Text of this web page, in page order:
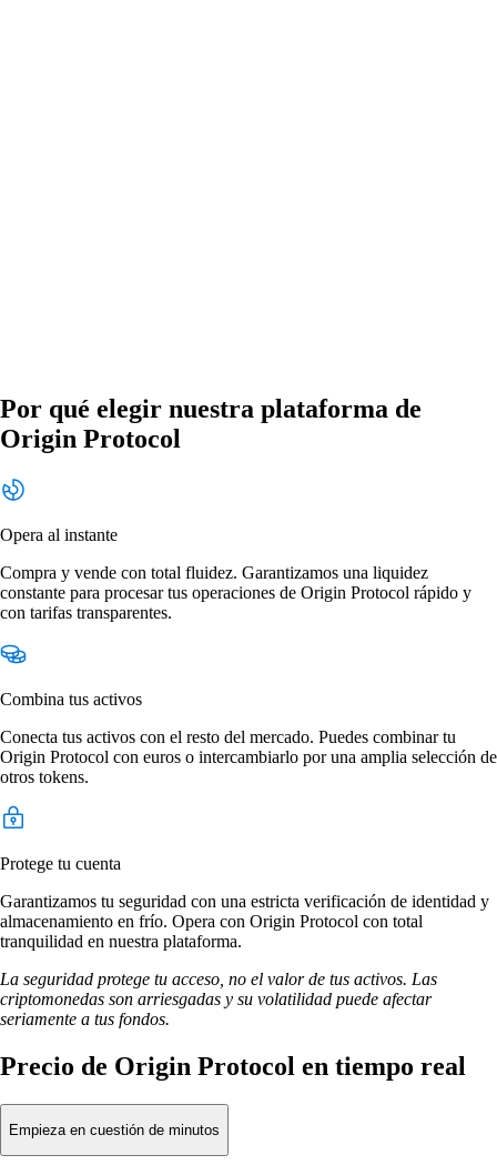
Por qué elegir nuestra plataforma de
Origin Protocol
Opera al instante
Compra y vende con total fluidez. Garantizamos una liquidez
constante para procesar tus operaciones de Origin Protocol rápido y
con tarifas transparentes.
Combina tus activos
Conecta tus activos con el resto del mercado. Puedes combinar tu
Origin Protocol con euros o intercambiarlo por una amplia selección de
otros tokens.
Protege tu cuenta
Garantizamos tu seguridad con una estricta verificación de identidad y
almacenamiento en frío. Opera con Origin Protocol con total
tranquilidad en nuestra plataforma.
La seguridad protege tu acceso, no el valor de tus activos. Las
criptomonedas son arriesgadas y su volatilidad puede afectar
seriamente a tus fondos.
Precio de Origin Protocol en tiempo real
Empieza en cuestión de minutos